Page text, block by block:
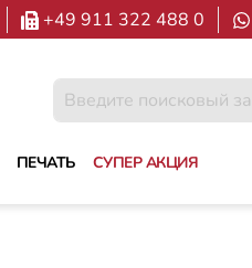
+49 911 322 488 0
ПЕЧАТЬ СУПЕР АКЦИЯ